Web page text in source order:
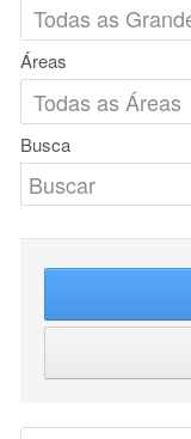
Áreas
Busca